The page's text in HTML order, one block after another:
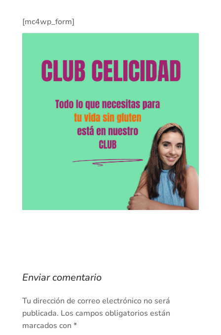
[mc4wp_form]
Enviar comentario
Tu dirección de correo electrónico no será
publicada. Los campos obligatorios están
marcados con *